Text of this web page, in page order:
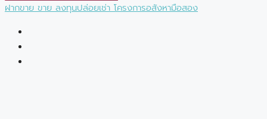
ฝากขาย ขาย ลงทุนปล่อยเช่า โครงการอสังหามือสอง